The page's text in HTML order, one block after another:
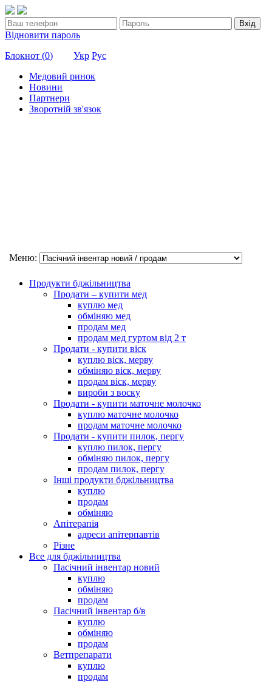
Вхід
Відновити пароль
Блокнот (0) Укр Рус
Медовий ринок
Новини
Партнери
Зворотній зв'язок
Меню:
Продукти бджільництва
Продати – купити мед
куплю мед
обміняю мед
продам мед
продам мед гуртом від 2 т
Продати - купити віск
куплю віск, мерву
обміняю віск, мерву
продам віск, мерву
вироби з воску
Продати - купити маточне молочко
куплю маточне молочко
продам маточне молочко
Продати - купити пилок, пергу
куплю пилок, пергу
обміняю пилок, пергу
продам пилок, пергу
Інші продукти бджільництва
куплю
продам
обміняю
Апітерапія
адреси апітерпавтів
Різне
Все для бджільництва
Пасічний інвентар новий
куплю
обміняю
продам
Пасічний інвентар б/в
куплю
обміняю
продам
Ветпрепарати
куплю
продам